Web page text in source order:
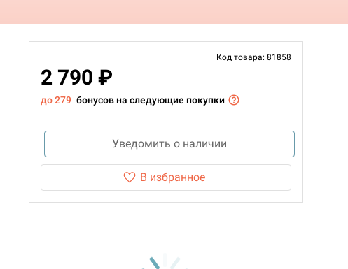
Код товара: 81858
2 790 ₽
до 279 бонусов на следующие покупки
Уведомить о наличии
В избранное